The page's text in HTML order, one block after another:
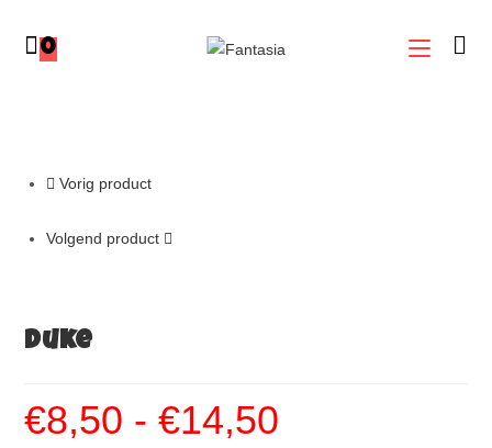
0
Vorig product
Volgend product
Duke
€8,50 - €14,50